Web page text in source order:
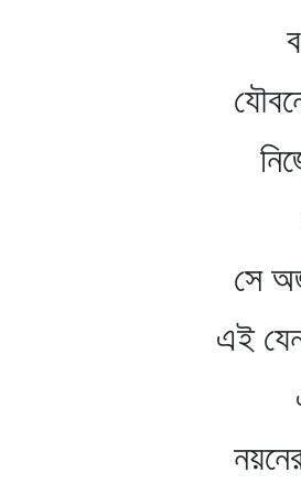
বসনে
নিজেরে
যার
সে
এই যেন
এই
নয়নের